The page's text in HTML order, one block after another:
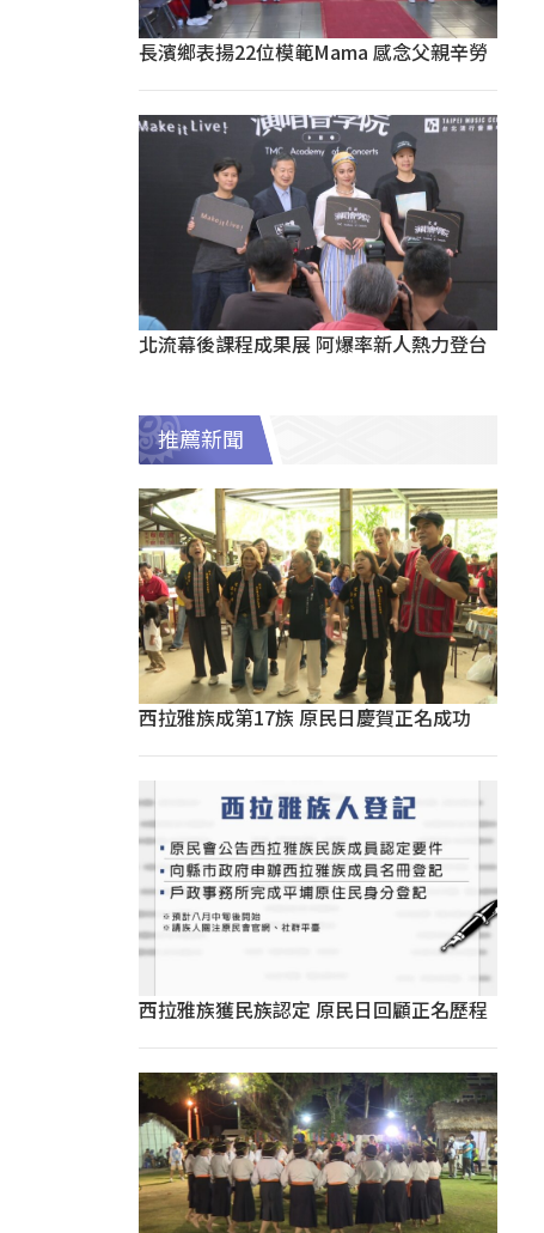
長濱鄉表揚22位模範Mama 感念父親辛勞
北流幕後課程成果展 阿爆率新人熱力登台
推薦新聞
西拉雅族成第17族 原民日慶賀正名成功
西拉雅族獲民族認定 原民日回顧正名歷程